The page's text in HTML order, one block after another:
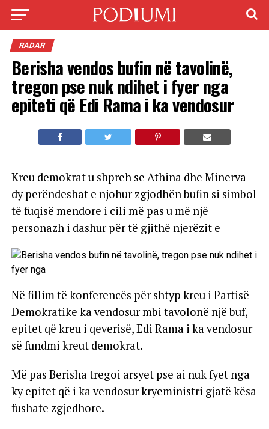
RADAR
Berisha vendos bufin në tavolinë,
tregon pse nuk ndihet i fyer nga
epiteti që Edi Rama i ka vendosur
Kreu demokrat u shpreh se Athina dhe Minerva
dy perëndeshat e njohur zgjodhën bufin si simbol
të fuqisë mendore i cili më pas u më një
personazh i dashur për të gjithë njerëzit e
Në fillim të konferencës për shtyp kreu i Partisë
Demokratike ka vendosur mbi tavolonë një buf,
epitet që kreu i qeverisë, Edi Rama i ka vendosur
së fundmi kreut demokrat.
Më pas Berisha tregoi arsyet pse ai nuk fyet nga
ky epitet që i ka vendosur kryeministri gjatë kësa
fushate zgjedhore.